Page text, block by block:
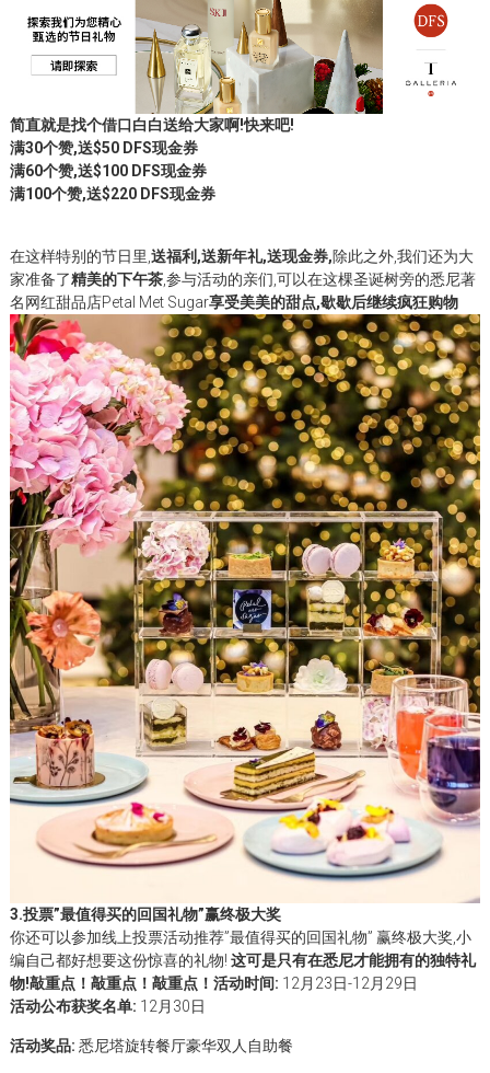
简直就是找个借口白白送给大家啊!快来吧!
满30个赞,送$50 DFS现金券
满60个赞,送$100 DFS现金券
满100个赞,送$220 DFS现金券
在这样特别的节日里, 送福利,送新年礼,送现金券,除此之外,我们还为大
家准备了精美的下午茶,参与活动的亲们,可以在这棵圣诞树旁的悉尼著
名网红甜品店Petal Met Sugar享受美美的甜点,歇歇后继续疯狂购物
3.投票”最值得买的回国礼物”赢终极大奖
你还可以参加线上投票活动推荐”最值得买的回国礼物” 赢终极大奖,小
编自己都好想要这份惊喜的礼物! 这可是只有在悉尼才能拥有的独特礼
物!敲重点！敲重点！敲重点！ 活动时间: 12月23日-12月29日
活动公布获奖名单: 12月30日
活动奖品: 悉尼塔旋转餐厅豪华双人自助餐